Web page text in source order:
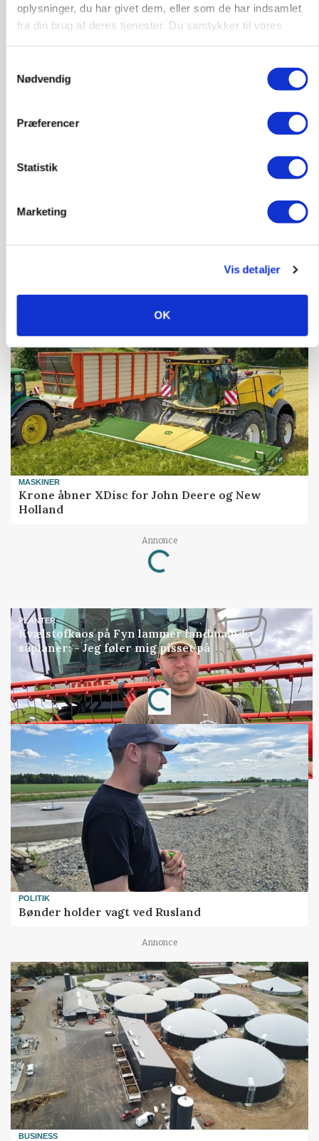
oplysninger, du har givet dem, eller som de har indsamlet
fra din brug af deres tjenester. Du samtykker til vores
Nødvendig
Præferencer
Statistik
Marketing
Vis detaljer
OK
MARKED
Grisenoteringen står stille
største producenter sender nu grisene til
MASKINER
Krone åbner XDisc for John Deere og New
Holland
Annonce
Loading...
PLANTER
Kvælstofkaos på Fyn lammer landmænds
såplaner: - Jeg føler mig pisset på
Annonce
Loading...
POLITIK
Bønder holder vagt ved Rusland
Annonce
BUSINESS